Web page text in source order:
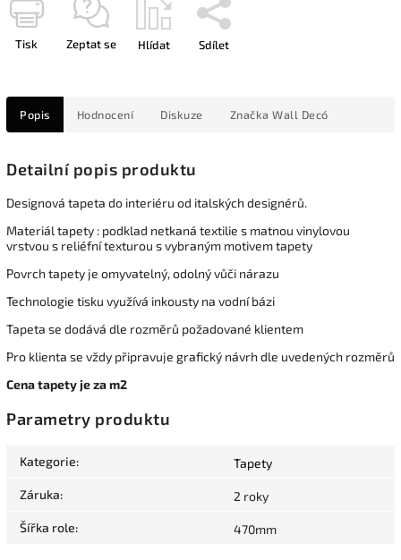
Tisk Zeptat se Hlídat Sdílet
Popis Hodnocení Diskuze Značka Wall Decó
Detailní popis produktu
Designová tapeta do interiéru od italských designérů.
Materiál tapety : podklad netkaná textilie s matnou vinylovou
vrstvou s reliéfní texturou s vybraným motivem tapety
Povrch tapety je omyvatelný, odolný vůči nárazu
Technologie tisku využívá inkousty na vodní bázi
Tapeta se dodává dle rozměrů požadované klientem
Pro klienta se vždy připravuje grafický návrh dle uvedených rozměrů
Cena tapety je za m2
Parametry produktu
Kategorie: Tapety
Záruka: 2 roky
Šířka role: 470mm